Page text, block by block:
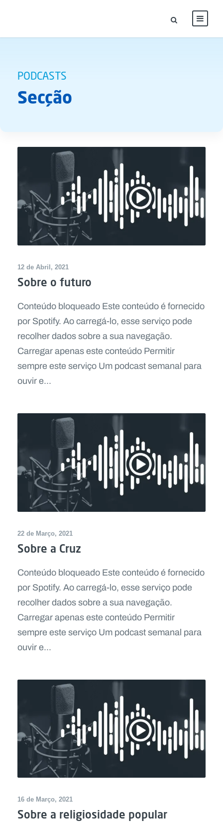
PODCASTS
Secção
12 de Abril, 2021
Sobre o futuro
Conteúdo bloqueado Este conteúdo é fornecido
por Spotify. Ao carregá-lo, esse serviço pode
recolher dados sobre a sua navegação.
Carregar apenas este conteúdo Permitir
sempre este serviço Um podcast semanal para
ouvir e...
22 de Março, 2021
Sobre a Cruz
Conteúdo bloqueado Este conteúdo é fornecido
por Spotify. Ao carregá-lo, esse serviço pode
recolher dados sobre a sua navegação.
Carregar apenas este conteúdo Permitir
sempre este serviço Um podcast semanal para
ouvir e...
16 de Março, 2021
Sobre a religiosidade popular